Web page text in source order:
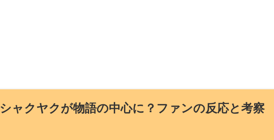
ャクヤクが物語の中心に？ファンの反応と考察